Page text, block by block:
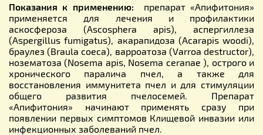
Показания к применению: препарат «Апифитония»
применяется для лечения и профилактики
аскосфероза (Ascosphera apis), аспергиллеза
(Aspergillus fumigatus), акарапидоза (Acarapis woodi),
браулез (Braula coeca), варроатоза (Varroa destructor),
нозематоза (Nosema apis, Nosema ceranae ), острого и
хронического паралича пчел, а также для
восстановления иммунитета пчел и для стимуляции
общего развития пчелосемей. Препарат
«Апифитония» начинают применять сразу при
появлении первых симптомов Клищевой инвазии или
инфекционных заболеваний пчел.